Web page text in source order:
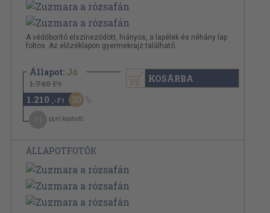
A védőborító elszíneződött, hiányos, a lapélek és néhány lap
foltos. Az előzéklapon gyermekrajz található.
Állapot: Jó
1.740 Ft
1.210 ,-Ft 30
pont kapható
KOSÁRBA
ÁLLAPOTFOTÓK